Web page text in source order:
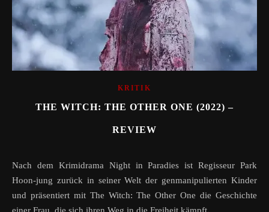
KRITIK
THE WITCH: THE OTHER ONE (2022) –
REVIEW
Nach dem Krimidrama Night in Paradies ist Regisseur Park
Hoon-jung zurück in seiner Welt der genmanipulierten Kinder
und präsentiert mit The Witch: The Other One die Geschichte